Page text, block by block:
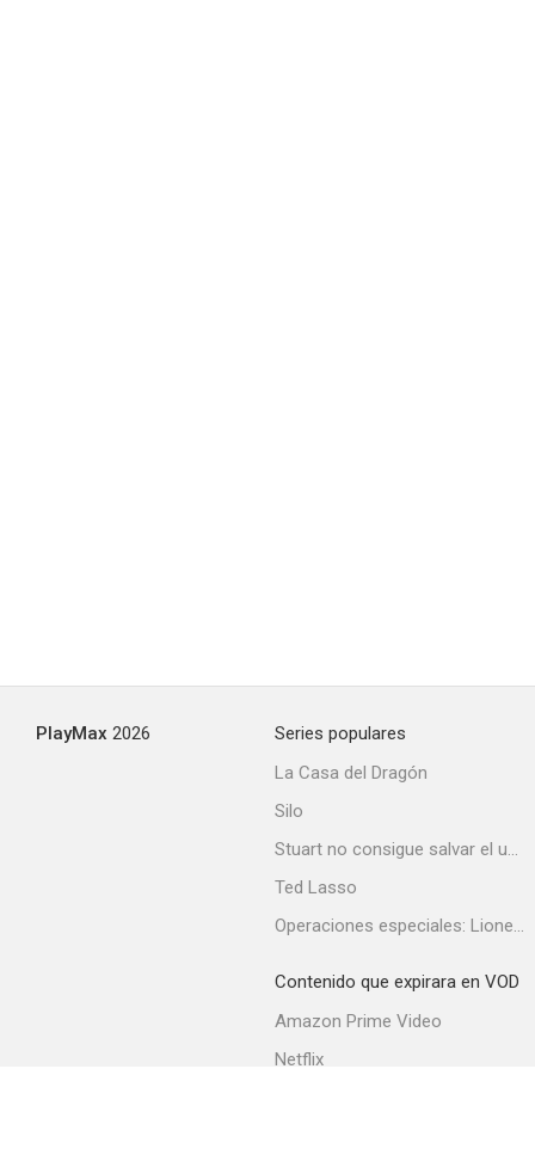
PlayMax 2026
Series populares
La Casa del Dragón
Silo
Stuart no consigue salvar el universo
Ted Lasso
Operaciones especiales: Lioness
Contenido que expirara en VOD
Amazon Prime Video
Netflix